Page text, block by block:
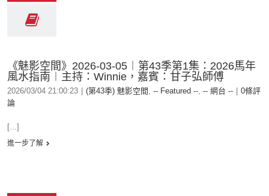
《魅影空間》2026-03-05︱第43季第1集：2026馬年
風水指南︱主持：Winnie，嘉賓：甘子弘師傅
2026/03/04 21:00:23 (第43季) 魅影空間 , -- Featured --, -- 網台 --
0條評
論
[...]
進一步了解